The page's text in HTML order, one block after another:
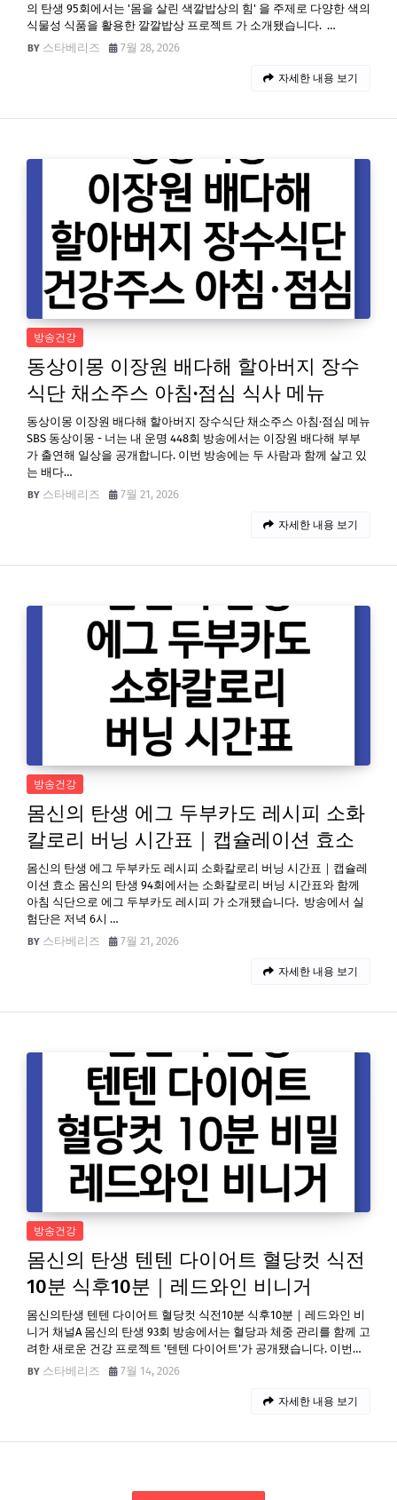
의 탄생 95회에서는 '몸을 살린 색깔밥상의 힘'​ 을 주제로 다양한 색의
식물성 식품을 활용한 깔깔밥상 프로젝트 가 소개됐습니다. …
스타베리즈
7월 28, 2026
자세한 내용 보기
방송건강
동상이몽 이장원 배다해 할아버지 장수
식단 채소주스 아침·점심 식사 메뉴
동상이몽 이장원 배다해 할아버지 장수식단 채소주스 아침·점심 메뉴
SBS 동상이몽 - 너는 내 운명 448회 방송에서는 이장원 배다해 부부
가 출연해 일상을 공개합니다. 이번 방송에는 두 사람과 함께 살고 있
는 배다…
스타베리즈
7월 21, 2026
자세한 내용 보기
방송건강
몸신의 탄생 에그 두부카도 레시피 소화
칼로리 버닝 시간표｜캡슐레이션 효소
몸신의 탄생 에그 두부카도 레시피 소화칼로리 버닝 시간표｜캡슐레
이션 효소 몸신의 탄생 94회에서는 소화칼로리 버닝 시간표와 함께
아침 식단으로 에그 두부카도 레시피 가 소개됐습니다. 방송에서 실
험단은 저녁 6시 …
스타베리즈
7월 21, 2026
자세한 내용 보기
방송건강
몸신의 탄생 텐텐 다이어트 혈당컷 식전
10분 식후10분｜레드와인 비니거
몸신의탄생 텐텐 다이어트 혈당컷 식전10분 식후10분｜레드와인 비
니거 채널A 몸신의 탄생 93회 방송에서는 혈당과 체중 관리를 함께 고
려한 새로운 건강 프로젝트 '텐텐 다이어트'가 공개됐습니다. 이번…
스타베리즈
7월 14, 2026
자세한 내용 보기